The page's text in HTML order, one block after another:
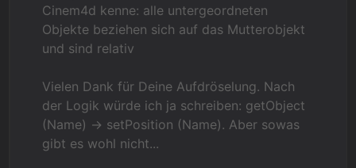
Cinem4d kenne: alle untergeordneten
Objekte beziehen sich auf das Mutterobjekt
und sind relativ
Vielen Dank für Deine Aufdröselung. Nach
der Logik würde ich ja schreiben: getObject
(Name) -> setPosition (Name). Aber sowas
gibt es wohl nicht...